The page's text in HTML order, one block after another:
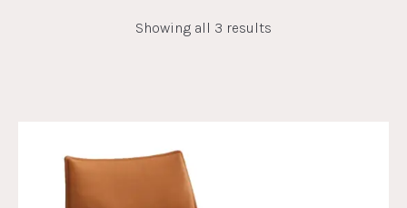
Showing all 3 results